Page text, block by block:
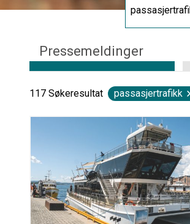
Pressemeldinger
117 Søkeresultat passasjertrafikk